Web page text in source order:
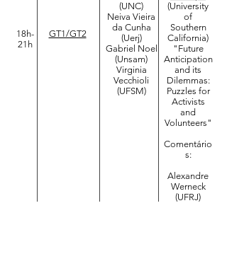
GT1/GT2
(UNC)
Neiva Vieira
da Cunha
(Uerj)
Gabriel Noel
(Unsam)
Virginia
Vecchioli
(UFSM)
(University
of
Southern
California)
"​Future
Anticipation
and its
Dilemmas:
Puzzles for
Activists
and
Volunteers"
Comentário
s:
Alexandre
Werneck
(UFRJ)
18h-
21h